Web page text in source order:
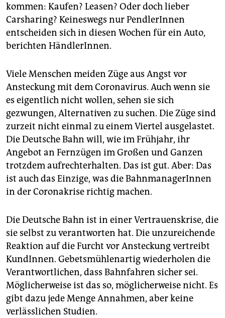
kommen: Kaufen? Leasen? Oder doch lieber
Carsharing? Keineswegs nur PendlerInnen
entscheiden sich in diesen Wochen für ein Auto,
berichten HändlerInnen.
Viele Menschen meiden Züge aus Angst vor
Ansteckung mit dem Coronavirus. Auch wenn sie
es eigentlich nicht wollen, sehen sie sich
gezwungen, Alternativen zu suchen. Die Züge sind
zurzeit nicht einmal zu einem Viertel ausgelastet.
Die Deutsche Bahn will, wie im Frühjahr, ihr
Angebot an Fernzügen im Großen und Ganzen
trotzdem aufrechterhalten. Das ist gut. Aber: Das
ist auch das Einzige, was die BahnmanagerInnen
in der Coronakrise richtig machen.
Die Deutsche Bahn ist in einer Vertrauenskrise, die
sie selbst zu verantworten hat. Die unzureichende
Reaktion auf die Furcht vor Ansteckung vertreibt
KundInnen. Gebetsmühlenartig wiederholen die
Verantwortlichen, dass Bahnfahren sicher sei.
Möglicherweise ist das so, möglicherweise nicht. Es
gibt dazu jede Menge Annahmen, aber keine
verlässlichen Studien.